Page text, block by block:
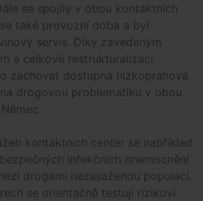
se spojily v obou kontaktních
také provozní doba a byl
servis. Díky zavedeným
a celkové restrukturalizaci
zachovat dostupná nízkoprahová
drogovou problematiku v obou
kontaktních center se například
infekčních onemocnění
drogami nezasaženou populací.
se orientačně testují rizikoví